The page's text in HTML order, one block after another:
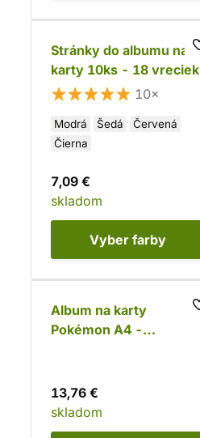
Stránky do albumu na
karty 10ks - 18 vreciek
10×
Modrá Šedá
Červená
Čierna
7,09 €
skladom
Vyber farby
Album na karty
Pokémon A4 -
13,76 €
skladom